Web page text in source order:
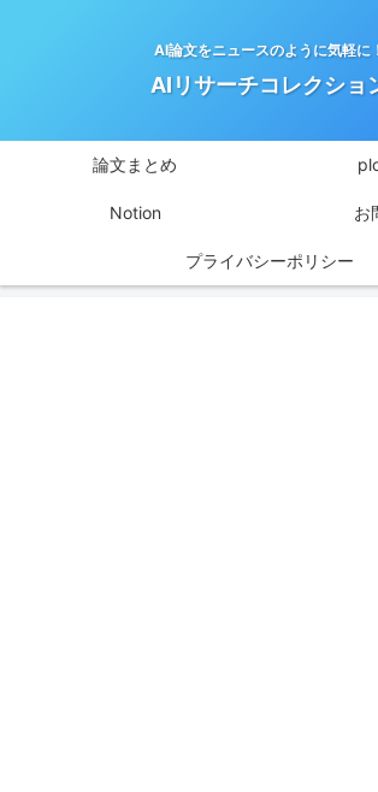
AI論文をニュースのように気軽に
AIリサーチコレクショ
論文まとめ
Notion お
プライバシーポリシー